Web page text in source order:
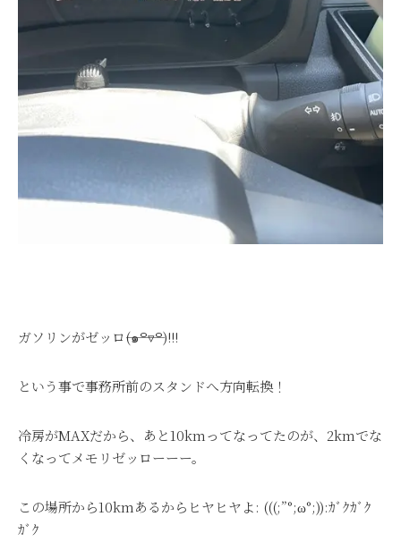
ガソリンがゼッロ―――(๑꒪▿꒪)!!!
という事で事務所前のスタンドへ方向転換！
冷房がMAXだから、あと10kmってなってたのが、2kmでな
くなってメモリゼッローーー。
この場所から10kmあるからヒヤヒヤよ : (((;”°;ω°;)):ｶﾞｸｶﾞｸ
ｶﾞｸ